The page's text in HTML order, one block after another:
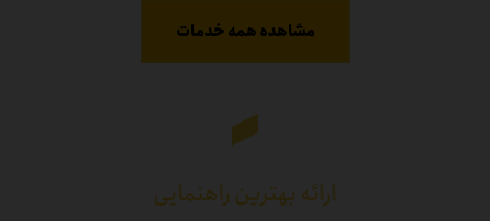
مشاهده همه خدمات
ارائه بهترین راهنمایی